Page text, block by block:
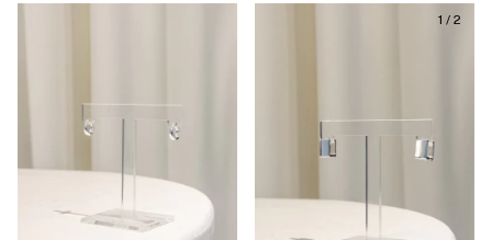
1 / 2